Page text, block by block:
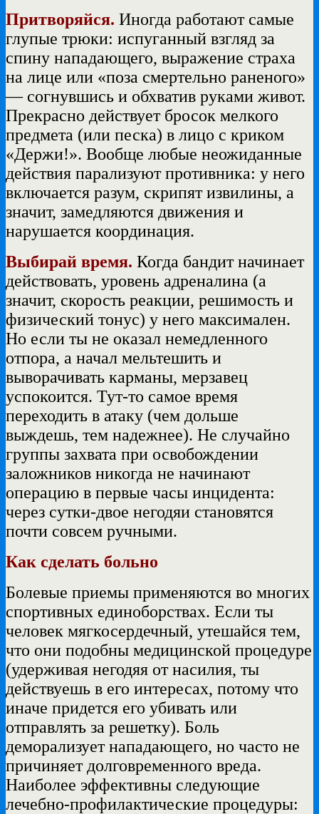
Притворяйся. Иногда работают самые
глупые трюки: испуганный взгляд за
спину нападающего, выражение страха
на лице или «поза смертельно раненого»
— согнувшись и обхватив руками живот.
Прекрасно действует бросок мелкого
предмета (или песка) в лицо с криком
«Держи!». Вообще любые неожиданные
действия парализуют противника: у него
включается разум, скрипят извилины, а
значит, замедляются движения и
нарушается координация.
Выбирай время. Когда бандит начинает
действовать, уровень адреналина (а
значит, скорость реакции, решимость и
физический тонус) у него максимален.
Но если ты не оказал немедленного
отпора, а начал мельтешить и
выворачивать карманы, мерзавец
успокоится. Тут-то самое время
переходить в атаку (чем дольше
выждешь, тем надежнее). Не случайно
группы захвата при освобождении
заложников никогда не начинают
операцию в первые часы инцидента:
через сутки-двое негодяи становятся
почти совсем ручными.
Как сделать больно
Болевые приемы применяются во многих
спортивных единоборствах. Если ты
человек мягкосердечный, утешайся тем,
что они подобны медицинской процедуре
(удерживая негодяя от насилия, ты
действуешь в его интересах, потому что
иначе придется его убивать или
отправлять за решетку). Боль
деморализует нападающего, но часто не
причиняет долговременного вреда.
Наиболее эффективны следующие
лечебно-профилактические процедуры: